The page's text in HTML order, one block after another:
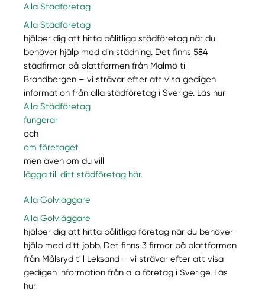
Alla Städföretag
Alla Städföretag
hjälper dig att hitta pålitliga städföretag när du
behöver hjälp med din städning. Det finns 584
städfirmor på plattformen från Malmö till
Brandbergen – vi strävar efter att visa gedigen
information från alla städföretag i Sverige. Läs hur
Alla Städföretag
fungerar
och
om företaget
men även om du vill
lägga till ditt städföretag här.
Alla Golvläggare
Alla Golvläggare
hjälper dig att hitta pålitliga företag när du behöver
hjälp med ditt jobb. Det finns 3 firmor på plattformen
från Målsryd till Leksand – vi strävar efter att visa
gedigen information från alla företag i Sverige. Läs
hur